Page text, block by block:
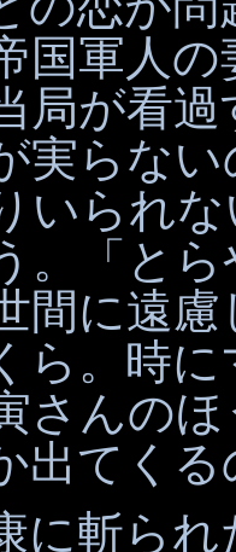
国軍人
局が看
実らな
いられ
。「と
間に遠
ら。時
さんの
出てく
斬られ